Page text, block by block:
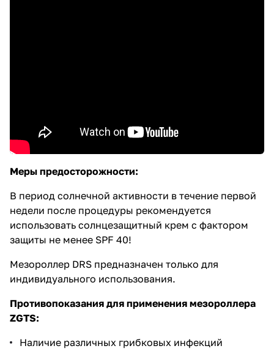
Меры предосторожности:
В период солнечной активности в течение первой
недели после процедуры рекомендуется
использовать солнцезащитный крем с фактором
защиты не менее SPF 40!
Мезороллер DRS предназначен только для
индивидуального использования.
Противопоказания для применения мезороллера
ZGTS:
Наличие различных грибковых инфекций